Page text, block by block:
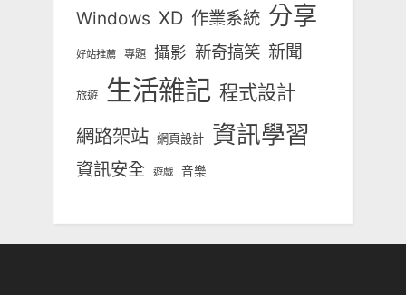
Windows XD 作業系統 分享
好站推薦 專題 攝影 新奇搞笑 新聞
旅遊 生活雜記 程式設計
網路架站 網頁設計 資訊學習
資訊安全 遊戲 音樂